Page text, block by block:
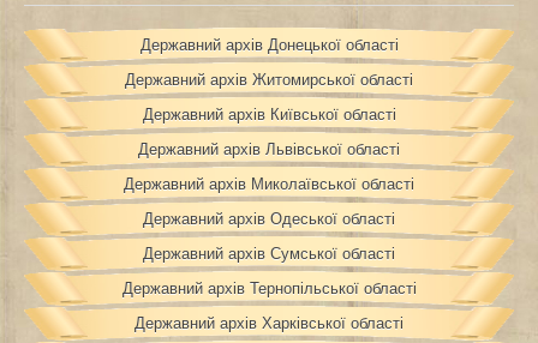
Державний архів Донецької області
Державний архів Житомирської області
Державний архів Київської області
Державний архів Львівської області
Державний архів Миколаївської області
Державний архів Одеської області
Державний архів Сумської області
Державний архів Тернопільської області
Державний архів Харківської області